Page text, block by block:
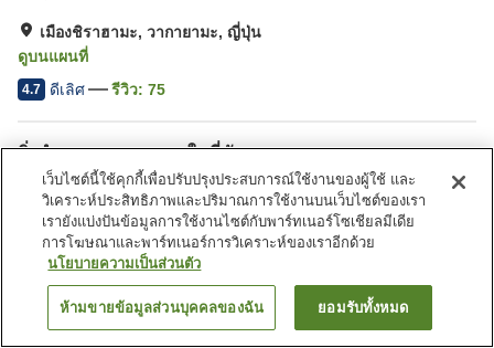
เมืองชิราฮามะ, วากายามะ, ญี่ปุ่น
ดูบนแผนที่
4.7 ดีเลิศ รีวิว: 75
สิ่งอำนวยความสะดวกในที่พัก
Wi-Fi
ห้องอาหารส่วนตัว
ปลอดบุหรี่
ตู้จำหน่ายอัตโนมัติ
หน้าแรก ญี่ปุ่น วากายามะ
Natural Hot Spring Inn Choseian
ค้นหาห้องพัก
เว็บไซต์นี้ใช้คุกกี้เพื่อปรับปรุงประสบการณ์ใช้งานของผู้ใช้ และ
วิเคราะห์ประสิทธิภาพและปริมาณการใช้งานบนเว็บไซต์ของเรา
เรายังแบ่งปันข้อมูลการใช้งานไซต์กับพาร์ทเนอร์โซเชียลมีเดีย
การโฆษณาและพาร์ทเนอร์การวิเคราะห์ของเราอีกด้วย
นโยบายความเป็นส่วนตัว
ห้ามขายข้อมูลส่วนบุคคลของฉัน ยอมรับทั้งหมด